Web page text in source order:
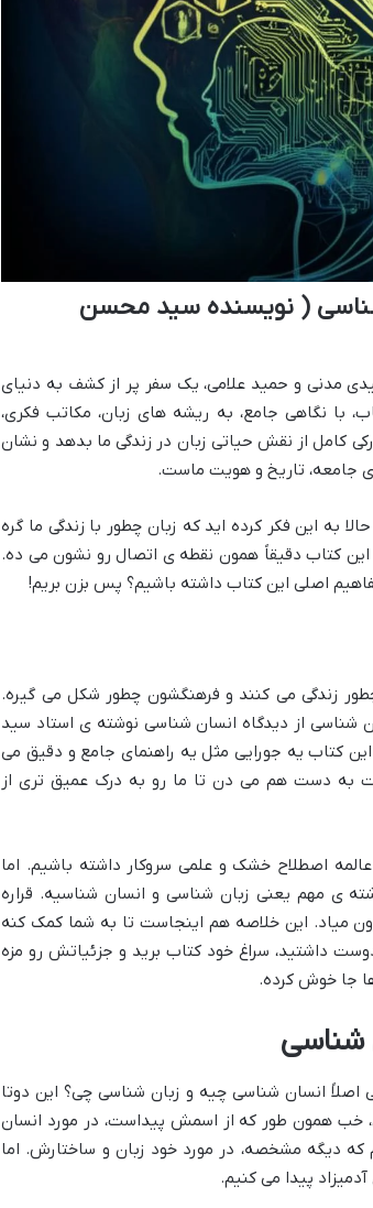
شناسی ( نویسنده سید محسن
مدنی و حمید علامی، یک سفر پر از کشف به دنیای
با نگاهی جامع، به ریشه های زبان، مکاتب فکری،
کامل از نقش حیاتی زبان در زندگی ما بدهد و نشان
جامعه، تاریخ و هویت ماست.
به این فکر کرده اید که زبان چطور با زندگی ما گره
این کتاب دقیقاً همون نقطه ی اتصال رو نشون می ده.
اصلی این کتاب داشته باشیم؟ پس بزن بریم!
زندگی می کنند و فرهنگشون چطور شکل می گیره.
شناسی از دیدگاه انسان شناسی نوشته ی استاد سید
کتاب یه جورایی مثل یه راهنمای جامع و دقیق می
به دست هم می دن تا ما رو به درک عمیق تری از
اصطلاح خشک و علمی سروکار داشته باشیم. اما
ی مهم یعنی زبان شناسی و انسان شناسیه. قراره
میاد. این خلاصه هم اینجاست تا به شما کمک کنه
داشتید، سراغ خود کتاب برید و جزئیاتش رو مزه
جا خوش کرده.
شناسی
اصلاً انسان شناسی چیه و زبان شناسی چی؟ این دوتا
خب همون طور که از اسمش پیداست، در مورد انسان
دیگه مشخصه، در مورد خود زبان و ساختارش. اما
پیدا می کنیم.